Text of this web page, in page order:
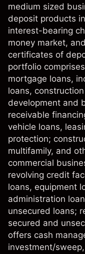
medium sized
deposit products
interest-bearing
money market,
certificates of
portfolio
mortgage loans,
loans,
development and
receivable
vehicle loans,
protection;
multifamily, and
commercial
revolving credit
loans, equipment
administration
unsecured loans;
secured and
offers cash
investment/